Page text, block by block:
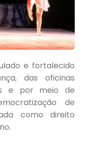
e fortalecido
das oficinas
e por meio de
de
como direito